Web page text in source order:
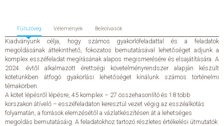
Fülszöveg Vélemények Beleolvasók
Kiadványunk célja, hogy számos gyakorlófeladattal és a feladatok
megoldásának áttekinthető, fokozatos bemutatásával lehetőséget adjunk a
komplex esszéfeladat megírásának alapos megismerésére és elsajátítására. A
2024. évtől alkalmazott érettségi követelményrendszer alapján készült
kötetünkben átfogó gyakorlási lehetőséget kínálunk számos történelmi
témakörben.
A kötet lépésről lépésre, 45 komplex – 27 összehasonlító és 18 több
korszakon átívelő – esszéfeladaton keresztül vezet végig az esszéalkotás
folyamatán, a források elemzésétől a vázlatkészítésen át a lehetséges
megoldás bemutatásáig. A feladatokhoz tartozó részletes értékelési útmutatók
ELŐRENDELHETŐ KIADVÁNYOK
ÚJDONSÁGOK
ELŐRENDELÉSI TOPLISTA
KÍVÁNSÁG TOPLISTA